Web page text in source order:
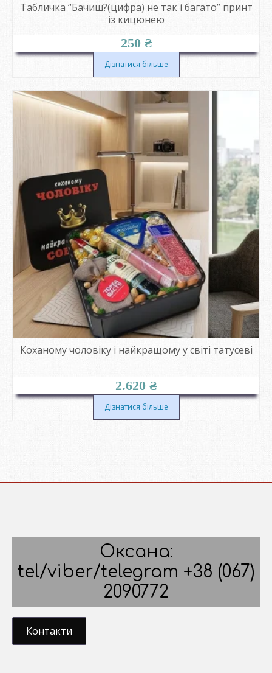
Табличка “Бачиш?(цифра) не так і багато” принт
із кицюнею
250 ₴
Дізнатися більше
Коханому чоловіку і найкращому у світі татусеві
2.620 ₴
Дізнатися більше
Оксана:
tel/viber/telegram +38 (067)
2090772
Контакти